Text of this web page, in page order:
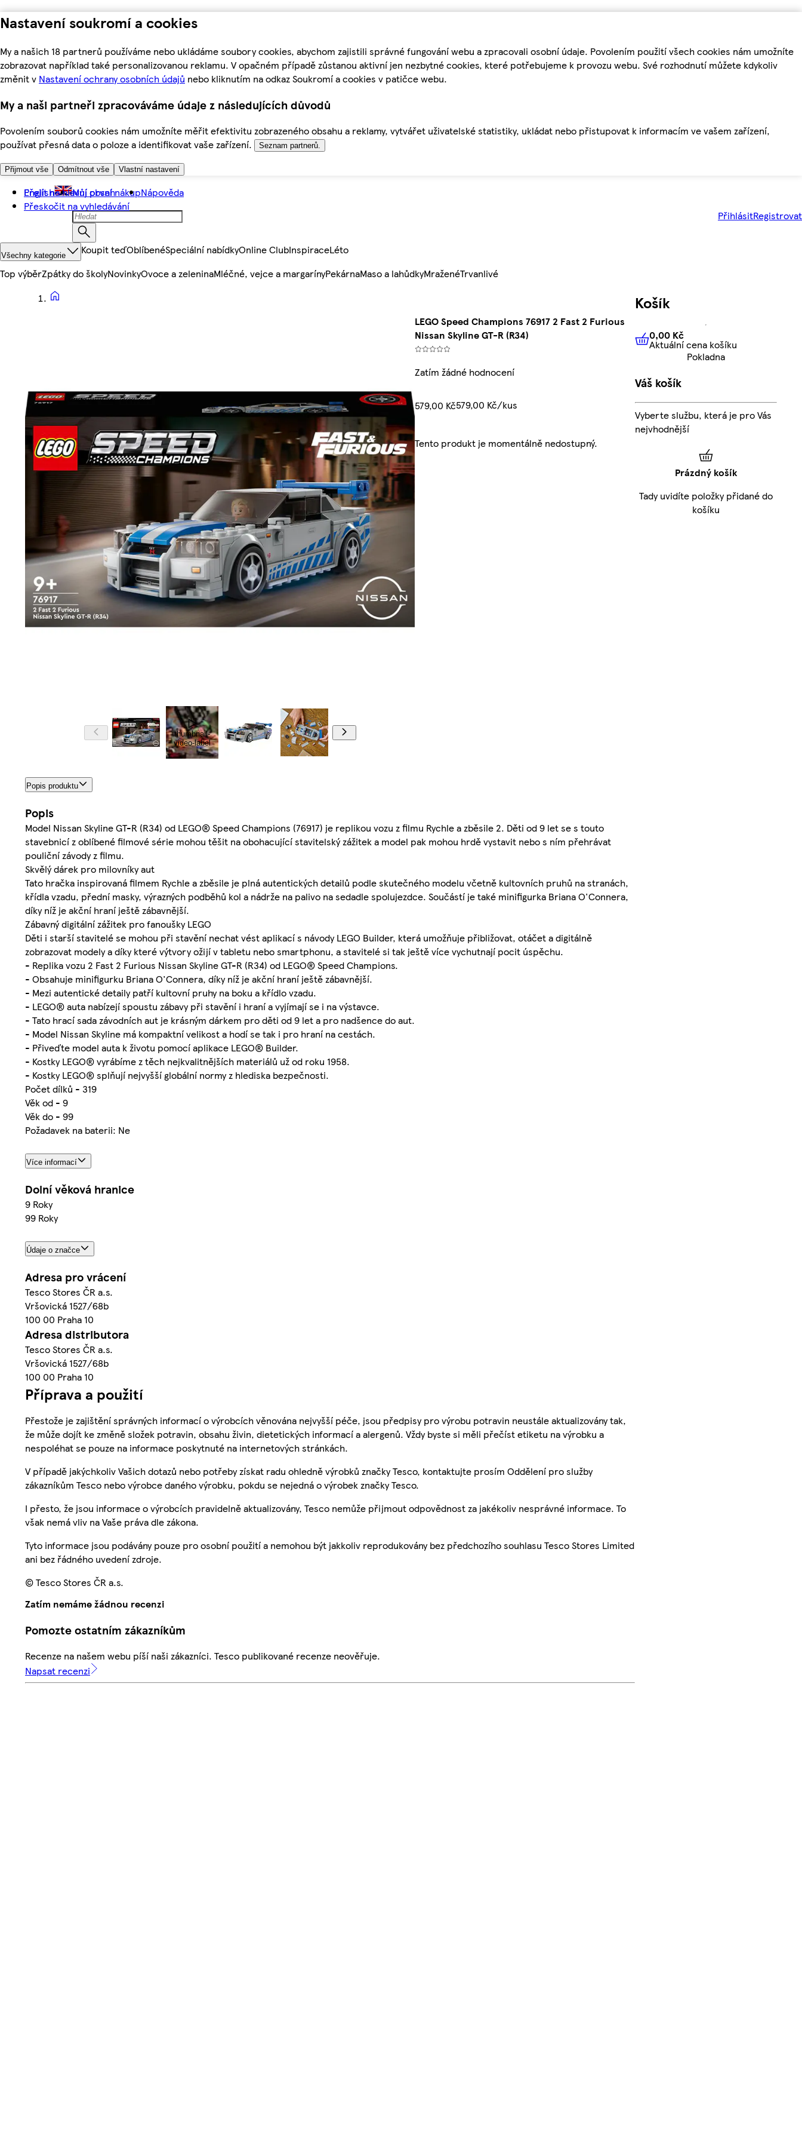
Nastavení soukromí a cookies
My a našich 18 partnerů používáme nebo ukládáme soubory cookies, abychom zajistili správné fungování webu a zpracovali osobní údaje. Povolením použití všech cookies nám umožníte
zobrazovat například také personalizovanou reklamu. V opačném případě zůstanou aktivní jen nezbytné cookies, které potřebujeme k provozu webu. Své rozhodnutí můžete kdykoliv
změnit v Nastavení ochrany osobních údajů nebo kliknutím na odkaz Soukromí a cookies v patičce webu.
My a naši partneři zpracováváme údaje z následujících důvodů
Povolením souborů cookies nám umožníte měřit efektivitu zobrazeného obsahu a reklamy, vytvářet uživatelské statistiky, ukládat nebo přistupovat k informacím ve vašem zařízení,
používat přesná data o poloze a identifikovat vaše zařízení.
Seznam partnerů.
Přijmout vše Odmítnout vše Vlastní nastavení
Přejít na hlavní obsah
Přeskočit na vyhledávání
English Můj první nákupNápověda
PřihlásitRegistrovat
Všechny kategorie Koupit teďOblíbenéSpeciální nabídkyOnline ClubInspiraceLéto
Top výběrZpátky do školyNovinkyOvoce a zeleninaMléčné, vejce a margarínyPekárnaMaso a lahůdkyMraženéTrvanlivé
thumbnail-
video-label
LEGO Speed Champions 76917 2 Fast 2 Furious
Nissan Skyline GT-R (R34)
Zatím žádné hodnocení
579,00 Kč579,00 Kč/kus
Tento produkt je momentálně nedostupný.
Popis produktu
Popis
Model Nissan Skyline GT-R (R34) od LEGO® Speed Champions (76917) je replikou vozu z filmu Rychle a zběsile 2. Děti od 9 let se s touto
stavebnicí z oblíbené filmové série mohou těšit na obohacující stavitelský zážitek a model pak mohou hrdě vystavit nebo s ním přehrávat
pouliční závody z filmu.
Skvělý dárek pro milovníky aut
Tato hračka inspirovaná filmem Rychle a zběsile je plná autentických detailů podle skutečného modelu včetně kultovních pruhů na stranách,
křídla vzadu, přední masky, výrazných podběhů kol a nádrže na palivo na sedadle spolujezdce. Součástí je také minifigurka Briana O'Connera,
díky níž je akční hraní ještě zábavnější.
Zábavný digitální zážitek pro fanoušky LEGO
Děti i starší stavitelé se mohou při stavění nechat vést aplikací s návody LEGO Builder, která umožňuje přibližovat, otáčet a digitálně
zobrazovat modely a díky které výtvory ožijí v tabletu nebo smartphonu, a stavitelé si tak ještě více vychutnají pocit úspěchu.
- Replika vozu 2 Fast 2 Furious Nissan Skyline GT-R (R34) od LEGO® Speed Champions.
- Obsahuje minifigurku Briana O'Connera, díky níž je akční hraní ještě zábavnější.
- Mezi autentické detaily patří kultovní pruhy na boku a křídlo vzadu.
- LEGO® auta nabízejí spoustu zábavy při stavění i hraní a vyjímají se i na výstavce.
- Tato hrací sada závodních aut je krásným dárkem pro děti od 9 let a pro nadšence do aut.
- Model Nissan Skyline má kompaktní velikost a hodí se tak i pro hraní na cestách.
- Přiveďte model auta k životu pomocí aplikace LEGO® Builder.
- Kostky LEGO® vyrábíme z těch nejkvalitnějších materiálů už od roku 1958.
- Kostky LEGO® splňují nejvyšší globální normy z hlediska bezpečnosti.
Počet dílků - 319
Věk od - 9
Věk do - 99
Požadavek na baterii: Ne
Více informací
Dolní věková hranice
9 Roky
99 Roky
Údaje o značce
Adresa pro vrácení
Tesco Stores ČR a.s.
Vršovická 1527/68b
100 00 Praha 10
Adresa distributora
Tesco Stores ČR a.s.
Vršovická 1527/68b
100 00 Praha 10
Příprava a použití
Přestože je zajištění správných informací o výrobcích věnována nejvyšší péče, jsou předpisy pro výrobu potravin neustále aktualizovány tak,
že může dojít ke změně složek potravin, obsahu živin, dietetických informací a alergenů. Vždy byste si měli přečíst etiketu na výrobku a
nespoléhat se pouze na informace poskytnuté na internetových stránkách.
V případě jakýchkoliv Vašich dotazů nebo potřeby získat radu ohledně výrobků značky Tesco, kontaktujte prosím Oddělení pro služby
zákazníkům Tesco nebo výrobce daného výrobku, pokdu se nejedná o výrobek značky Tesco.
I přesto, že jsou informace o výrobcích pravidelně aktualizovány, Tesco nemůže přijmout odpovědnost za jakékoliv nesprávné informace. To
však nemá vliv na Vaše práva dle zákona.
Tyto informace jsou podávány pouze pro osobní použití a nemohou být jakkoliv reprodukovány bez předchozího souhlasu Tesco Stores Limited
ani bez řádného uvedení zdroje.
© Tesco Stores ČR a.s.
Zatím nemáme žádnou recenzi
Pomozte ostatním zákazníkům
Recenze na našem webu píší naši zákazníci. Tesco publikované recenze neověřuje.
Napsat recenzi
Košík
0,00 KčAktuální cena košíku
0,00 Kč
Aktuální cena košíku
Pokladna
Váš košík
Vyberte službu, která je pro Vás
nejvhodnější
Prázdný košík
Tady uvidíte položky přidané do
košíku